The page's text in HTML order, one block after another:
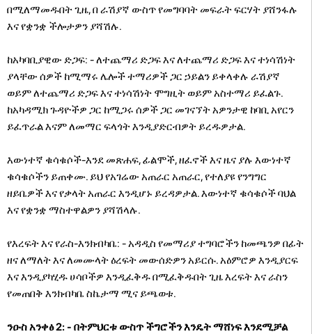
በሚለማመዱበት ጊዜ, በ ራሽያኛ ውስጥ የመግባባት መፍራት ፍርሃት ያሸንፋሉ
እና የቋንቋ ችሎታዎን ያሻሽሉ.
ከአካባቢያዊው ድጋፍ: - ለተጨማሪ ድጋፍ እና ለተጨማሪ ድጋፍ እና ተነሳሽነት
ያላቸው ሰዎች ከሚማሩ ሌሎች ተማሪዎች ጋር ኃይልን ይቀላቀሉ ራሽያኛ
ወይም ለተጨማሪ ድጋፍ እና ተነሳሽነት ሞግዚት ወይም አስተማሪ ይፈልጉ.
ከአካዳሚክ ጉዳዮችዎ ጋር ከሚጋሩ ሰዎች ጋር መገናኘት አዎንታዊ ከባቢ አየርን
ይፈጥራል እናም ለመማር ፍላጎት እንዲያድርብዎት ይረዱዎታል.
እውነተኛ ቁሳቁሶች-እንደ መጽሐፍ, ፊልሞች, ዘፈኖች እና ዜና ያሉ እውነተኛ
ቁሳቁሶችን ይጠቀሙ. ይህ የአገሬው አጠራር አጠራር, የተለያዩ የንግግር
ዘይቤዎች እና የቃላት አጠራር እንዲሆኑ ይረዳዎታል. እውነተኛ ቁሳቁሶች ባህል
እና የቋንቋ ማስተዋልዎን ያሻሽላሉ.
የእረፍት እና የራስ-እንክብካቤ: - አዳዲስ የመማሪያ ተግባሮችን ከመጫንዎ በፊት
ዘና ለማለት እና ለመሙላት ዕረፍት መውሰድዎን አይርሱ. አዕምሮዎ እንዲያርፍ
እና እንዲያካሂዱ ሀሳቦችዎ እንዲፈቅዱ በሚፈቅዱበት ጊዜ እረፍት እና ራስን
የመጠበቅ እንክብካቤ ስኬታማ ሚና ይጫወቱ.
ንዑስ አንቀፅ 2: - በትምህርቱ ውስጥ ችግሮችን እንዴት ማሸነፍ እንደሚቻል